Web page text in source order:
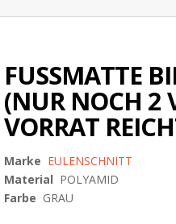
FUSSMATTE
(NUR NOCH 2
VORRAT
Marke EULENSCHNITT
Material POLYAMID
Farbe GRAU